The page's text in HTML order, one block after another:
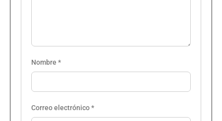
Nombre *
Correo electrónico*